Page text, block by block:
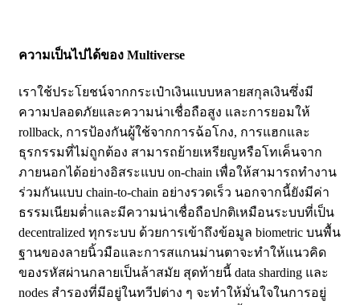
ความเป็นไปได้ของ Multiverse
เราใช้ประโยชน์จากกระเป๋าเงินแบบหลายสกุลเงินซึ่งมี
ความปลอดภัยและความน่าเชื่อถือสูง และการยอมให้
rollback, การป้องกันผู้ใช้จากการฉ้อโกง, การแฮกและ
ธุรกรรมที่ไม่ถูกต้อง สามารถย้ายเหรียญหรือโทเค็นจาก
ภายนอกได้อย่างอิสระแบบ on-chain เพื่อให้สามารถทำงาน
ร่วมกันแบบ chain-to-chain อย่างรวดเร็ว นอกจากนี้ยังมีค่า
ธรรมเนียมต่ำและมีความน่าเชื่อถือปกติเหมือนระบบที่เป็น
decentralized ทุกระบบ ด้วยการเข้าถึงข้อมูล biometric บนพื้น
ฐานของลายนิ้วมือและการสแกนม่านตาจะทำให้แนวคิด
ของรหัสผ่านกลายเป็นล้าสมัย สุดท้ายนี้ data sharding และ
nodes สำรองที่มีอยู่ในทวีปต่าง ๆ จะทำให้มั่นใจในการอยู่